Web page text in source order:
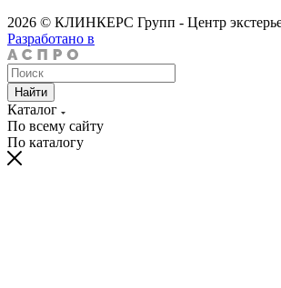
2026 © КЛИНКЕРС Групп - Центр
Разработано в
Найти
Каталог
По всему сайту
По каталогу